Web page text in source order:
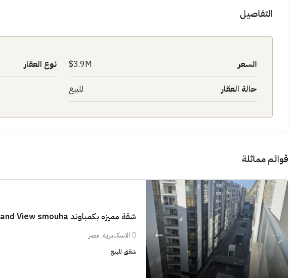
التفاصيل
السعر 3.9M$ نوع العقار
حالة العقار للبيع
قوائم مماثلة
شقة مميزه بكمباوند 194m Grand View smouha
الاسكندرية, مصر
شقق للبيع
شقق للبيع, فلل, كمبوند